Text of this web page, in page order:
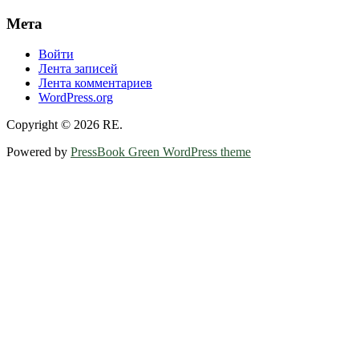
Мета
Войти
Лента записей
Лента комментариев
WordPress.org
Copyright © 2026 RE.
Powered by PressBook Green WordPress theme